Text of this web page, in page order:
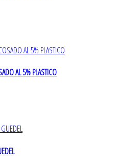
AL 5% PLASTICO